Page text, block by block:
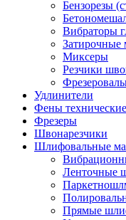
Бензорезы
Вибраторы
Затирочные
Миксеры
Резчики
Удлинители
Фены технические
Фрезеры
Швонарезчики
Шлифовальные
Ленточные
Прямые